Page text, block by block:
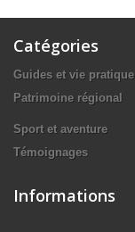
Catégories
Guides et vie pratique
Patrimoine régional
Sport et aventure
Témoignages
Informations